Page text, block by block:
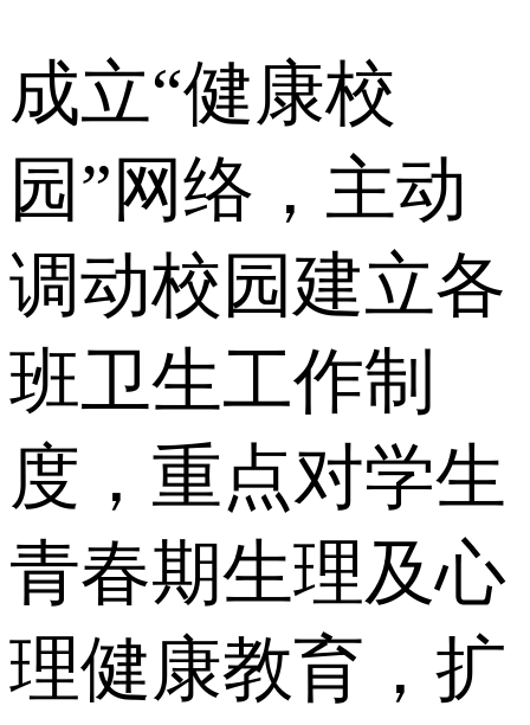
成立“健康校
园”网络，主动
调动校园建立各
班卫生工作制
度，重点对学生
青春期生理及心
理健康教育，扩